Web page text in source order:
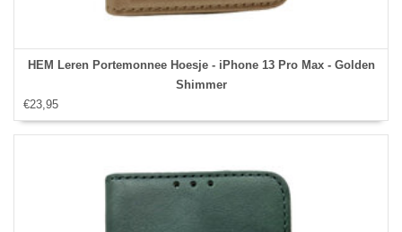
HEM Leren Portemonnee Hoesje - iPhone 13 Pro Max - Golden
Shimmer
€23,95